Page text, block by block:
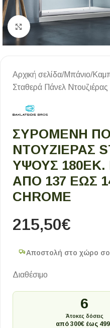
Κλικ για μεγέθυνση
Αρχική σελίδα/Μπάνιο/
Σταθερά Πάνελ Ντουζιέρας
ΣΥΡΌΜΕΝΗ
ΝΤΟΥΖΙΈΡΑΣ
ΎΨΟΥΣ
ΑΠΌ 137 ΈΩΣ
CHROME
215,50€
Αποστολή στο χώρο
Διαθέσιμο
6
Άτοκες δόσεις
από 300€ έως